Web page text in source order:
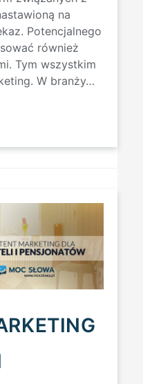
na
Potencjalnego
również
Tym wszystkim
W branży…